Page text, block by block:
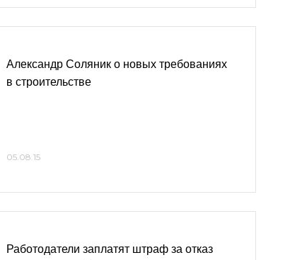
Александр Соляник о новых требованиях
в строительстве
05.08.15
Работодатели заплатят штраф за отказ